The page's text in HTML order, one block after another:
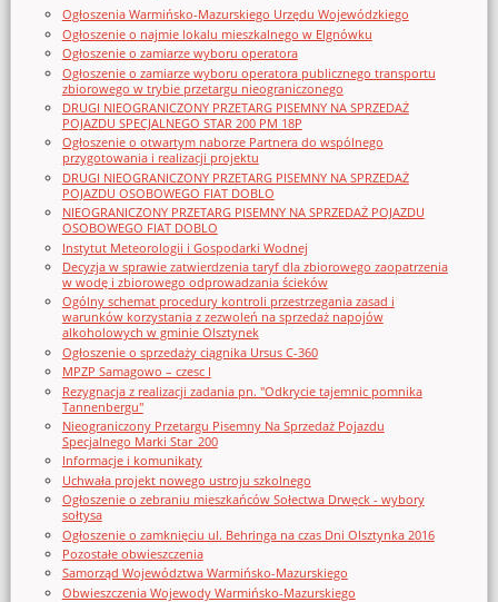
Ogłoszenia Warmińsko-Mazurskiego Urzędu Wojewódzkiego
Ogłoszenie o najmie lokalu mieszkalnego w Elgnówku
Ogłoszenie o zamiarze wyboru operatora
Ogłoszenie o zamiarze wyboru operatora publicznego transportu
zbiorowego w trybie przetargu nieograniczonego
DRUGI NIEOGRANICZONY PRZETARG PISEMNY NA SPRZEDAŻ
POJAZDU SPECJALNEGO STAR 200 PM 18P
Ogłoszenie o otwartym naborze Partnera do wspólnego
przygotowania i realizacji projektu
DRUGI NIEOGRANICZONY PRZETARG PISEMNY NA SPRZEDAŻ
POJAZDU OSOBOWEGO FIAT DOBLO
NIEOGRANICZONY PRZETARG PISEMNY NA SPRZEDAŻ POJAZDU
OSOBOWEGO FIAT DOBLO
Instytut Meteorologii i Gospodarki Wodnej
Decyzja w sprawie zatwierdzenia taryf dla zbiorowego zaopatrzenia
w wodę i zbiorowego odprowadzania ścieków
Ogólny schemat procedury kontroli przestrzegania zasad i
warunków korzystania z zezwoleń na sprzedaż napojów
alkoholowych w gminie Olsztynek
Ogłoszenie o sprzedaży ciągnika Ursus C-360
MPZP Samagowo – czesc I
Rezygnacja z realizacji zadania pn. "Odkrycie tajemnic pomnika
Tannenbergu"
Nieograniczony Przetargu Pisemny Na Sprzedaż Pojazdu
Specjalnego Marki Star_200
Informacje i komunikaty
Uchwała projekt nowego ustroju szkolnego
Ogłoszenie o zebraniu mieszkańców Sołectwa Drwęck - wybory
sołtysa
Ogłoszenie o zamknięciu ul. Behringa na czas Dni Olsztynka 2016
Pozostałe obwieszczenia
Samorząd Województwa Warmińsko-Mazurskiego
Obwieszczenia Wojewody Warmińsko-Mazurskiego